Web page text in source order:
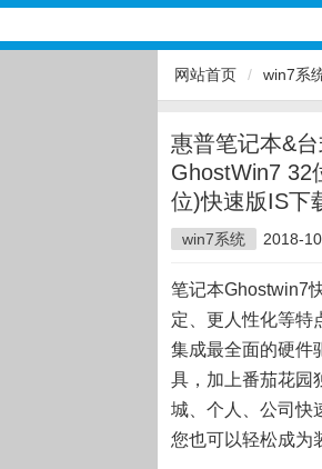
网站首页 / win7系
惠普笔记本&
GhostWin7 32
位)快速版IS下
win7系统 2018-
笔记本Ghostwin7
定、更人性化等特
集成最全面的硬件
具，加上番茄花园
城、个人、公司快
您也可以轻松成为